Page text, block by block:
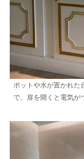
ポットや水が置かれた
で、扉を開くと電気が